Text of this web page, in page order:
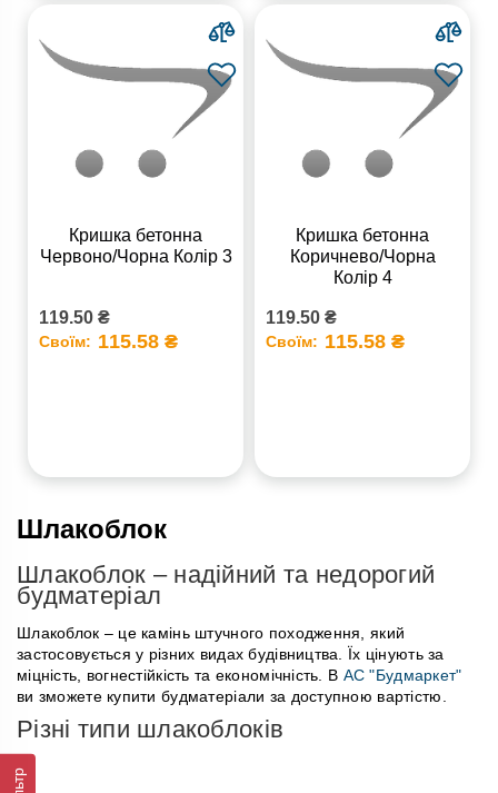
Кришка бетонна
Червоно/Чорна Колір 3
119.50 ₴
Своїм: 115.58 ₴
Кришка бетонна
Коричнево/Чорна
Колір 4
119.50 ₴
Своїм: 115.58 ₴
Шлакоблок
Шлакоблок – надійний та недорогий
будматеріал
Шлакоблок – це камінь штучного походження, який
застосовується у різних видах будівництва. Їх цінують за
міцність, вогнестійкість та економічність. В АС "Будмаркет"
ви зможете купити будматеріали за доступною вартістю.
Різні типи шлакоблоків